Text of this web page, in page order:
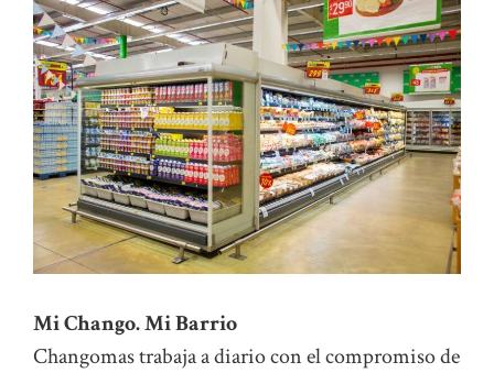
Mi Chango. Mi Barrio
Changomas trabaja a diario con el compromiso de